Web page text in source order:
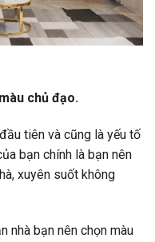
chủ đạo.
tiên và cũng là yếu tố
bạn chính là bạn nên
xuyên suốt không
nhà bạn nên chọn màu